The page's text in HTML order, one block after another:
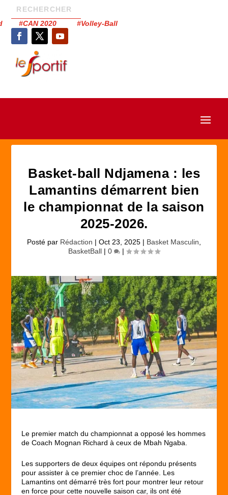
#CAN 2020 #Volley-Ball
Basket-ball Ndjamena : les
Lamantins démarrent bien
le championnat de la saison
2025-2026.
Posté par Rédaction | Oct 23, 2025 | Basket Masculin
BasketBall | 0 |
Le premier match du championnat a opposé les hommes
de Coach Mognan Richard à ceux de Mbah Ngaba.
Les supporters de deux équipes ont répondu présents
pour assister à ce premier choc de l’année. Les
Lamantins ont démarré très fort pour montrer leur retour
en force pour cette nouvelle saison car, ils ont été